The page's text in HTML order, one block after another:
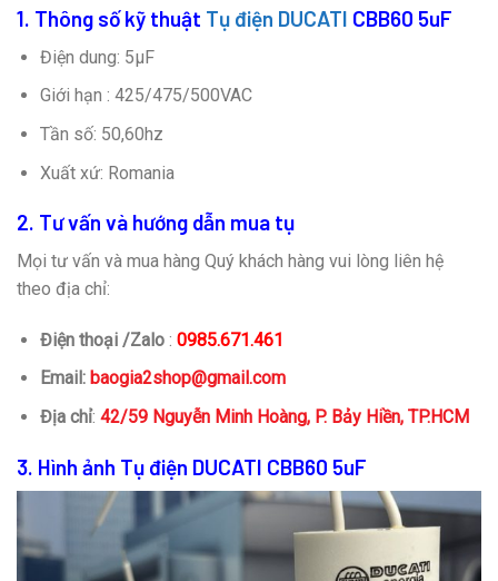
1. Thông số kỹ thuật Tụ điện DUCATI CBB60 5uF
Điện dung: 5µF
Giới hạn : 425/475/500VAC
Tần số: 50,60hz
Xuất xứ: Romania
2. Tư vấn và hướng dẫn mua tụ
Mọi tư vấn và mua hàng Quý khách hàng vui lòng liên hệ
theo địa chỉ:
Điện thoại /Zalo: 0985.671.461
Email: baogia2shop@gmail.com
Địa chỉ: 42/59 Nguyễn Minh Hoàng, P. Bảy Hiền, TP.HCM
3. Hình ảnh Tụ điện DUCATI CBB60 5uF